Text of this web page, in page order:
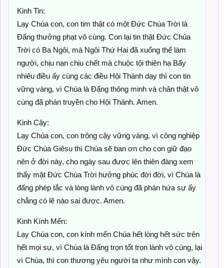
Kinh Tin:
Lạy Chúa con, con tim thật có một Đức Chúa Trời là
Đấng thưởng phạt vô cùng. Con lại tin thật Đức Chúa
Trời có Ba Ngôi, mà Ngôi Thứ Hai đã xuống thế làm
người, chịu nạn chịu chết mà chuộc tội thiên hạ Bấy
nhiêu điều ấy cùng các điều Hội Thánh dạy thì con tin
vững vàng, vì Chúa là Đấng thông minh và chân thật vô
cùng đã phán truyền cho Hội Thánh. Amen.
Kinh Cậy:
Lạy Chúa con, con trông cậy vững vàng, vì công nghiệp
Đức Chúa Giêsu thì Chúa sẽ ban ơn cho con giữ đạo
nên ở đời này, cho ngày sau được lên thiên đàng xem
thấy mặt Đức Chúa Trời hưởng phúc đời đời, vì Chúa là
đấng phép tắc và lòng lành vô cùng đã phán hứa sự ấy
chẳng có lẽ nào sai được. Amen.
Kinh Kính Mến:
Lạy Chúa con, con kính mến Chúa hết lòng hết sức trên
hết mọi sự, vì Chúa là Đấng trọn tốt trọn lành vô cùng, lại
vì Chúa, thì con thương yêu người ta như mình con vậy.